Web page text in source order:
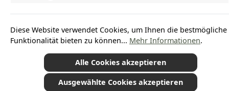
Vertrag widerrufen
*Alle Preise inkl. gesetzl. Mehrwertsteuer zzgl.Versandkostenund ggf.
Nachnahmegebühren, wenn nicht anders angegeben.
© 2026 Plamundo GmbH - Alle Rechte vorbehalten. Theme by
ThemeWare®
Diese Website verwendet Cookies, um Ihnen die bestmögliche
Funktionalität bieten zu können... Mehr Informationen.
Alle Cookies akzeptieren
Ausgewählte Cookies akzeptieren